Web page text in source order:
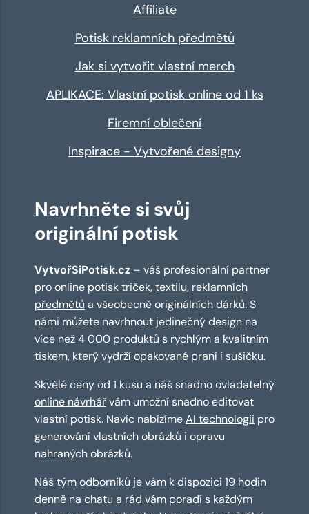
Affiliate
Potisk reklamních předmětů
Jak si vytvořit vlastní merch
APLIKACE: Vlastní potisk online od 1 ks
Firemní oblečení
Inspirace - Vytvořené designy
Navrhněte si svůj
originální potisk
VytvořSiPotisk.cz – váš profesionální partner
pro online potisk triček,textilu, reklamních
předmětů a všeobecně originálních dárků. S
námi můžete navrhnout jedinečný design na
více než 4 000 produktů s rychlým a kvalitním
tiskem, který vydrží opakované praní i sušičku.
Skvělé ceny od 1 kusu a náš snadno ovladatelný
online návrhářvám umožní snadno editovat
vlastní potisk. Navíc nabízímeAI technologii pro
generování vlastních obrázků i opravu
nahraných obrázků.
Náš tým odborníků je vám k dispozici 19 hodin
denně na chatu a rád vám poradí s každým